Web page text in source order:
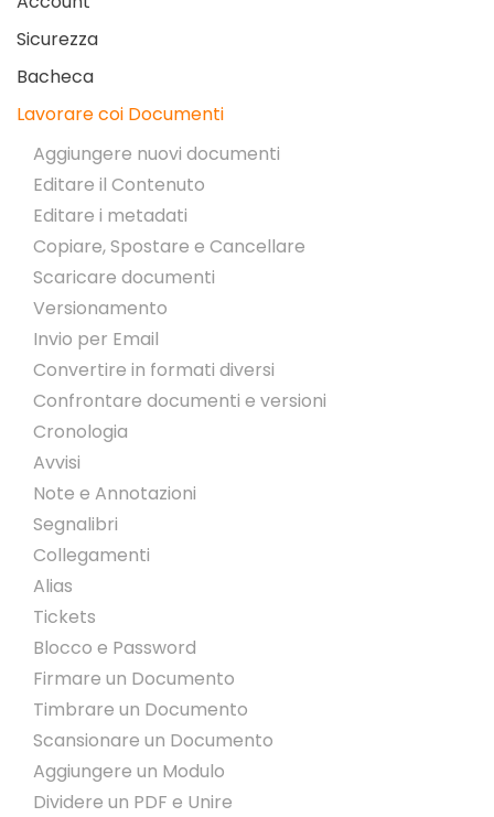
Sicurezza
Bacheca
Lavorare coi Documenti
Aggiungere nuovi documenti
Editare il Contenuto
Editare i metadati
Copiare, Spostare e Cancellare
Scaricare documenti
Versionamento
Invio per Email
Convertire in formati diversi
Confrontare documenti e versioni
Cronologia
Avvisi
Note e Annotazioni
Segnalibri
Collegamenti
Alias
Tickets
Blocco e Password
Firmare un Documento
Timbrare un Documento
Scansionare un Documento
Aggiungere un Modulo
Dividere un PDF e Unire